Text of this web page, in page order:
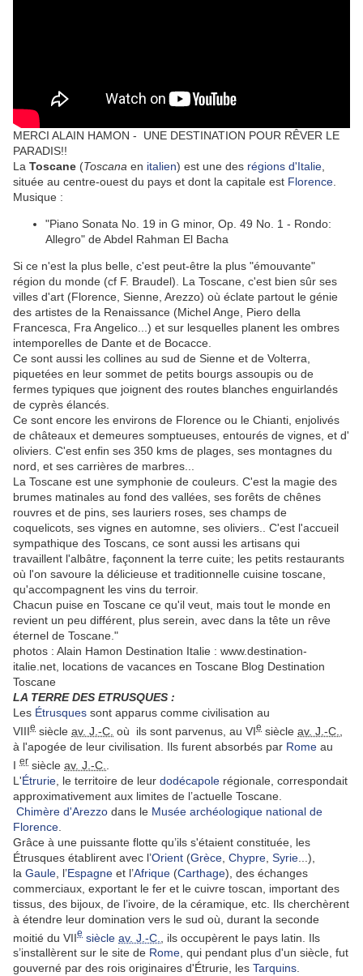
MERCI ALAIN HAMON - UNE DESTINATION POUR RÊVER LE
PARADIS!!
La Toscane (Toscana en italien) est une des régions d'Italie
située au centre-ouest du pays et dont la capitale est Florence
Musique :
"Piano Sonata No. 19 in G minor, Op. 49 No. 1 - Rondo:
Allegro" de Abdel Rahman El Bacha
Si ce n'est la plus belle, c'est peut-être la plus "émouvante"
région du monde (cf F. Braudel). La Toscane, c'est bien sûr ses
villes d'art (Florence, Sienne, Arezzo) où éclate partout le génie
des artistes de la Renaissance (Michel Ange, Piero della
Francesca, Fra Angelico...) et sur lesquelles planent les ombres
intemporelles de Dante et de Bocacce.
Ce sont aussi les collines au sud de Sienne et de Volterra,
piquetées en leur sommet de petits bourgs assoupis ou de
fermes typiques que joignent des routes blanches enguirlandés
de cyprès élancés.
Ce sont encore les environs de Florence ou le Chianti, enjolivés
de châteaux et demeures somptueuses, entourés de vignes, et d'
oliviers. C'est enfin ses 350 kms de plages, ses montagnes du
nord, et ses carrières de marbres...
La Toscane est une symphonie de couleurs. C'est la magie des
brumes matinales au fond des vallées, ses forêts de chênes
rouvres et de pins, ses lauriers roses, ses champs de
coquelicots, ses vignes en automne, ses oliviers.. C'est l'accueil
sympathique des Toscans, ce sont aussi les artisans qui
travaillent l'albâtre, façonnent la terre cuite; les petits restaurants
où l'on savoure la délicieuse et traditionnelle cuisine toscane,
qu'accompagnent les vins du terroir.
Chacun puise en Toscane ce qu'il veut, mais tout le monde en
revient un peu différent, plus serein, avec dans la tête un rêve
éternel de Toscane."
photos : Alain Hamon Destination Italie : www.destination-
italie.net, locations de vacances en Toscane Blog Destination
Toscane
LA TERRE DES ETRUSQUES :
Les Étrusques sont apparus comme civilisation au
VIIIe siècle av. J.-C. où ils sont parvenus, au VIe siècle av. J.-C.
à l'apogée de leur civilisation. Ils furent absorbés par Rome au
I er siècle av. J.-C.
L'Étrurie , le territoire de leur dodécapole régionale, correspondait
approximativement aux limites de l’actuelle Toscane.
Chimère d'Arezzo dans le Musée archéologique national de
Florence
Grâce à une puissante flotte qu’ils s'étaient constituée, les
Étrusques établirent avec l’Orient (Grèce Chypre Syrie ...),
la Gaule , l’Espagne et l’Afrique (Carthage), des échanges
commerciaux, exportant le fer et le cuivre toscan, important des
tissus, des bijoux, de l’ivoire, de la céramique, etc. Ils cherchèrent
à étendre leur domination vers le sud où, durant la seconde
moitié du VIIe siècle av. J.-C.
, ils occupèrent le pays latin. Ils
s’installèrent sur le site de Rome , qui pendant plus d'un siècle, fut
gouverné par des rois originaires d'Étrurie, les Tarquins